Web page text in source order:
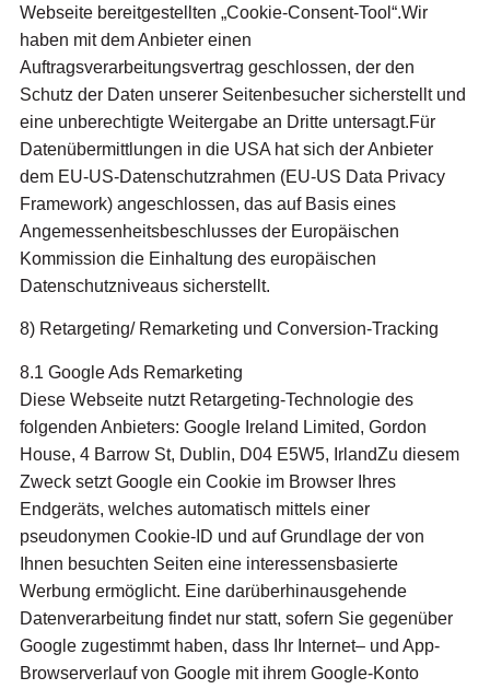
Webseite bereitgestellten „Cookie-Consent-Tool“.Wir
haben mit dem Anbieter einen
Auftragsverarbeitungsvertrag geschlossen, der den
Schutz der Daten unserer Seitenbesucher sicherstellt und
eine unberechtigte Weitergabe an Dritte untersagt.Für
Datenübermittlungen in die USA hat sich der Anbieter
dem EU-US-Datenschutzrahmen (EU-US Data Privacy
Framework) angeschlossen, das auf Basis eines
Angemessenheitsbeschlusses der Europäischen
Kommission die Einhaltung des europäischen
Datenschutzniveaus sicherstellt.
8) Retargeting/ Remarketing und Conversion-Tracking
8.1 Google Ads Remarketing
Diese Webseite nutzt Retargeting-Technologie des
folgenden Anbieters: Google Ireland Limited, Gordon
House, 4 Barrow St, Dublin, D04 E5W5, IrlandZu diesem
Zweck setzt Google ein Cookie im Browser Ihres
Endgeräts, welches automatisch mittels einer
pseudonymen Cookie-ID und auf Grundlage der von
Ihnen besuchten Seiten eine interessensbasierte
Werbung ermöglicht. Eine darüberhinausgehende
Datenverarbeitung findet nur statt, sofern Sie gegenüber
Google zugestimmt haben, dass Ihr Internet– und App-
Browserverlauf von Google mit ihrem Google-Konto